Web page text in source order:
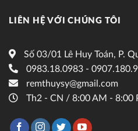
LIÊN HỆ VỚI CHÚNG TÔI
Số 03/01 Lê Huy Toán, P.
0983.18.0983 -
remthuysy@gmail.com
Th2 - CN / 8:00 AM - 8:00